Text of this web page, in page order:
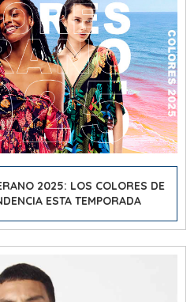
2025: LOS COLORES DE
ESTA TEMPORADA